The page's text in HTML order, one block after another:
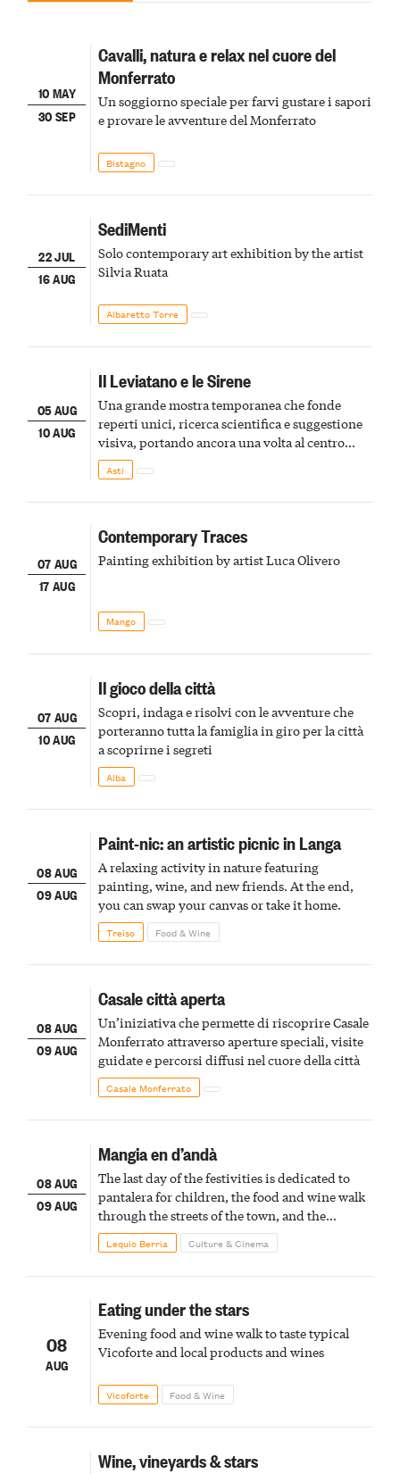
10 MAY
30 SEP
Cavalli, natura e relax nel cuore del
Monferrato
Un soggiorno speciale per farvi gustare i sapori
e provare le avventure del Monferrato
Bistagno
22 JUL
16 AUG
SediMenti
Solo contemporary art exhibition by the artist
Silvia Ruata
Albaretto Torre
05 AUG
10 AUG
Il Leviatano e le Sirene
Una grande mostra temporanea che fonde
reperti unici, ricerca scientifica e suggestione
visiva, portando ancora una volta al centro
della scena le meraviglie del passato astigiano
Asti
07 AUG
17 AUG
Contemporary Traces
Painting exhibition by artist Luca Olivero
Mango
07 AUG
10 AUG
Il gioco della città
Scopri, indaga e risolvi con le avventure che
porteranno tutta la famiglia in giro per la città
a scoprirne i segreti
Alba
08 AUG
09 AUG
Paint-nic: an artistic picnic in Langa
A relaxing activity in nature featuring
painting, wine, and new friends. At the end,
you can swap your canvas or take it home.
Treiso Food & Wine
08 AUG
09 AUG
Casale città aperta
Un’iniziativa che permette di riscoprire Casale
Monferrato attraverso aperture speciali, visite
guidate e percorsi diffusi nel cuore della città
Casale Monferrato
08 AUG
09 AUG
Mangia en d’andà
The last day of the festivities is dedicated to
pantalera for children, the food and wine walk
through the streets of the town, and the
fireworks finale
Lequio Berria Culture & Cinema
08
AUG
Eating under the stars
Evening food and wine walk to taste typical
Vicoforte and local products and wines
Vicoforte Food & Wine
Wine, vineyards & stars